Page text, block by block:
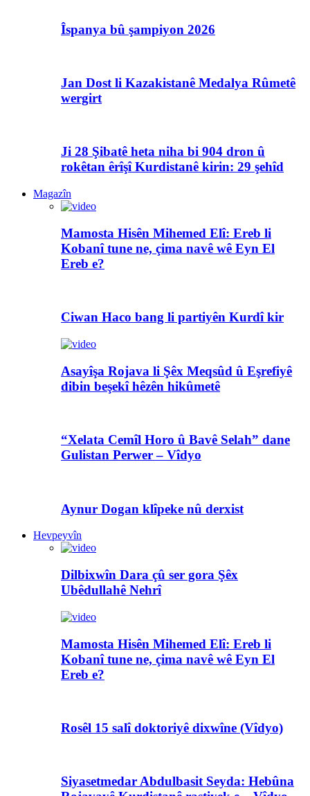
Îspanya bû şampiyon 2026
Jan Dost li Kazakistanê Medalya Rûmetê
wergirt
Ji 28 Şibatê heta niha bi 904 dron û
rokêtan êrîşî Kurdistanê kirin: 29 şehîd
Magazîn
Mamosta Hisên Mihemed Elî: Ereb li
Kobanî tune ne, çima navê wê Eyn El
Ereb e?
Ciwan Haco bang li partiyên Kurdî kir
Asayîşa Rojava li Şêx Meqsûd û Eşrefiyê
dibin beşekî hêzên hikûmetê
“Xelata Cemîl Horo û Bavê Selah” dane
Gulistan Perwer – Vîdyo
Aynur Dogan klîpeke nû derxist
Hevpeyvîn
Dilbixwîn Dara çû ser gora Şêx
Ubêdullahê Nehrî
Mamosta Hisên Mihemed Elî: Ereb li
Kobanî tune ne, çima navê wê Eyn El
Ereb e?
Rosêl 15 salî doktoriyê dixwîne (Vîdyo)
Siyasetmedar Abdulbasit Seyda: Hebûna